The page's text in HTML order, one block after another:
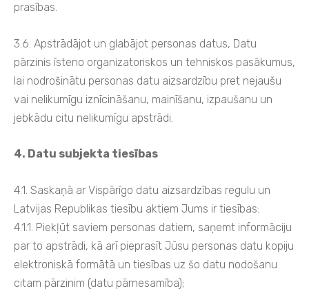
prasības.
3.6. Apstrādājot un glabājot personas datus, Datu
pārzinis īsteno organizatoriskos un tehniskos pasākumus,
lai nodrošinātu personas datu aizsardzību pret nejaušu
vai nelikumīgu iznīcināšanu, mainīšanu, izpaušanu un
jebkādu citu nelikumīgu apstrādi.
4. Datu subjekta tiesības
4.1. Saskaņā ar Vispārīgo datu aizsardzības regulu un
Latvijas Republikas tiesību aktiem Jums ir tiesības:
4.1.1. Piekļūt saviem personas datiem, saņemt informāciju
par to apstrādi, kā arī pieprasīt Jūsu personas datu kopiju
elektroniskā formātā un tiesības uz šo datu nodošanu
citam pārzinim (datu pārnesamība);